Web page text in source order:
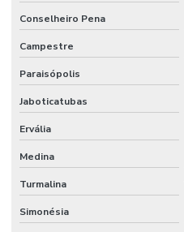
Conselheiro Pena
Campestre
Paraisópolis
Jaboticatubas
Ervália
Medina
Turmalina
Simonésia